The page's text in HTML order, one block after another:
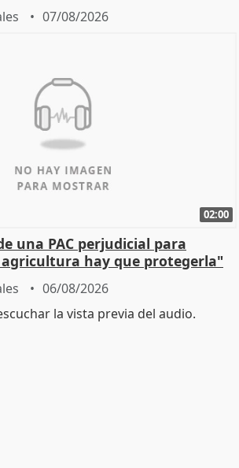
07/08/2026
02:00
una PAC perjudicial para
hay que protegerla"
06/08/2026